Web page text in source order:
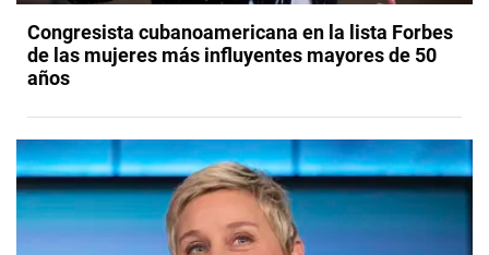
Congresista cubanoamericana en la lista Forbes
de las mujeres más influyentes mayores de 50
años